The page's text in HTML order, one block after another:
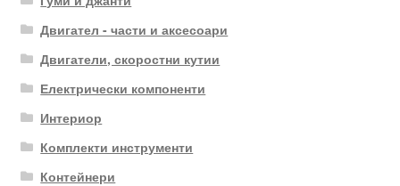
Двигател - части и аксесоари
Двигатели, скоростни кутии
Електрически компоненти
Интериор
Комплекти инструменти
Контейнери